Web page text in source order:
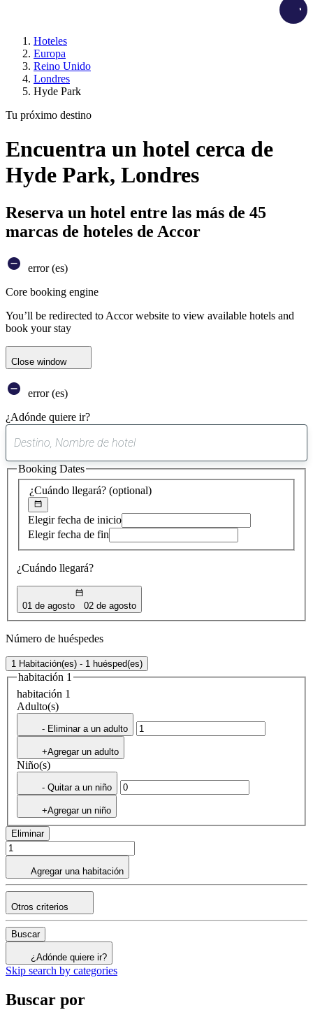
Hoteles
Europa
Reino Unido
Londres
Hyde Park
Tu próximo destino
Encuentra un hotel cerca de
Hyde Park, Londres
Reserva un hotel entre las más de 45
marcas de hoteles de Accor
error (es)
Core booking engine
You’ll be redirected to Accor website to view available hotels and
book your stay
Close window
error (es)
¿Adónde quiere ir?
sugerencia
encontrada
¿Cuándo llegará? (optional)
Elegir fecha de inicio
Elegir fecha de fin
¿Cuándo llegará?
01 de agosto 02 de agosto
Booking Dates
Número de huéspedes
1 Habitación(es) - 1 huésped(es)
habitación 1
habitación 1
Adulto(s)
- Eliminar a un adulto
+Agregar un adulto
Niño(s)
- Quitar a un niño
+Agregar un niño
Eliminar
Agregar una habitación
Otros criterios
Buscar
¿Adónde quiere ir?
Skip search by categories
Buscar por